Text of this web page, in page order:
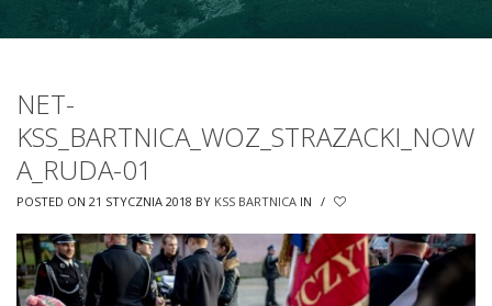
NET-
KSS_BARTNICA_WOZ_STRAZACKI_NOW
A_RUDA-01
POSTED ON 21 STYCZNIA 2018 BY KSS BARTNICA IN /